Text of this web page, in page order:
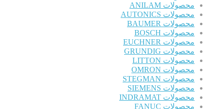
محصولات ANILAM
محصولات AUTONICS
محصولات BAUMER
محصولات BOSCH
محصولات EUCHNER
محصولات GRUNDIG
محصولات LITTON
محصولات OMRON
محصولات STEGMAN
محصولات SIEMENS
محصولات INDRAMAT
محصولات FANUC